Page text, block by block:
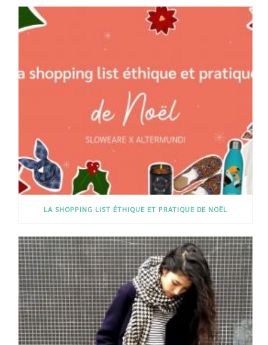
LA SHOPPING LIST ÉTHIQUE ET PRATIQUE DE NOËL